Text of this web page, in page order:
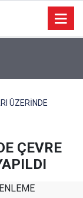
ÜZERİNDE
ÇEVRE